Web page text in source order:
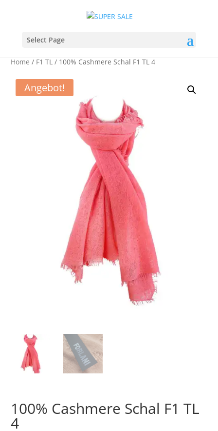
Select Page
Home / F1 TL / 100% Cashmere Schal F1 TL 4
Angebot!
100% Cashmere Schal F1 TL
4